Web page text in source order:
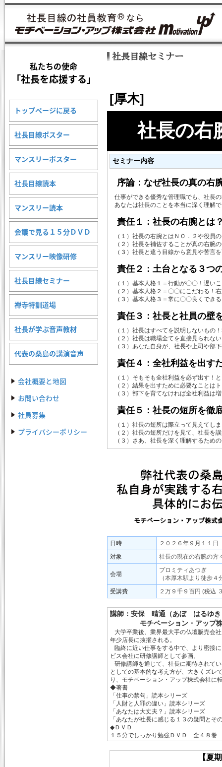
私たちの使命
「社長を応援する」
トップページに戻る
社長目線ポスター
マンスリーポスター
社長目線読本
マンスリー読本
会議で見る１５分ＤＶＤ
マンスリー映像研修
社長目線セミナー
禅寺特訓道場
社長が学ぶ音声教材
代表の桑島の講演音声
会社概要と地図
お問い合わせ
社員募集
プライバシーポリシー
[厚木]
社長の右
セミナー内容
序論：なぜ社長の真の右
仕事ができる優秀な管理職でも、社長
あなたは社長のことを本当に深く理解
責任１：社長の右腕とは
（１）社長の右腕とはＮＯ．２や役員
（２）社長を補佐することが真の右腕
（３）社長と違う目線から意見や苦言
責任２：土台となる３つ
（１）基本人格１＝行動が〇〇！遅い
（２）基本人格２＝〇〇にこだわる！
（３）基本人格３＝常に〇〇良くでき
責任３：社長と社員の壁
（１）社長はすべてを説明しないもの
（２）社長は職場全てを直接見られな
（３）あなた自身が、社長や上司や部
責任４：全社利益を出す
（１）そもそも全社利益を必ず出す！
（２）結果を出すために必要なことは
（３）部下を育てなければ全社利益は
責任５：社長の短所を徹
（１）社長の短所は際立って見えてし
（２）社長の短所だけを見て、社長を
（３）さあ、社長を深く理解するため
日時
２０２６年９月１１日
対象
社長の現在の右腕の
会場
プロミティあつぎ
（本厚木駅より徒歩４
受講費
２万９千９百円 (税込
講師：安保 晴通（あぼ はるゆき
モチベーション・アップ株
大学卒業後、業界最大手の仏壇販売会
年少店長に抜擢される。
臨終に近い仕事をする中で、より密接
ビス会社に研修講師として参画。
研修講師を通じて、社長に期待されて
としての基本的な考え方が、大きくズレ
り、モチベーション・アップ株式会社に
◆著書
「仕事の禁句」読本シリーズ
「人財と人罪の違い」読本シリーズ
「あなたは大丈夫？」読本シリーズ
「あなたが社長に感じる１３の疑問とそ
◆ＤＶＤ
１５分でしっかり勉強ＤＶＤ 全４８巻
【夏